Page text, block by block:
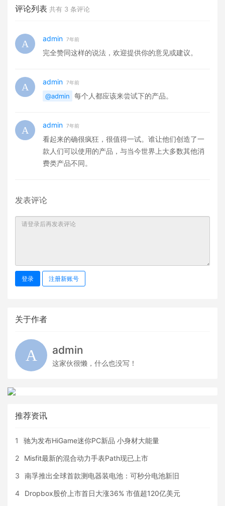
评论列表 共有 3 条评论
admin 7年前
完全赞同这样的说法，欢迎提供你的意见或建议。
admin 7年前
@admin 每个人都应该来尝试下的产品。
admin 7年前
看起来的确很疯狂，很值得一试。谁让他们创造了一
款人们可以使用的产品，与当今世界上大多数其他消
费类产品不同。
发表评论
登录 注册新账号
关于作者
admin
这家伙很懒，什么也没写！
推荐资讯
1 驰为发布HiGame迷你PC新品 小身材大能量
2 Misfit最新的混合动力手表Path现已上市
3 南孚推出全球首款测电器装电池：可秒分电池新旧
4 Dropbox股价上市首日大涨36% 市值超120亿美元